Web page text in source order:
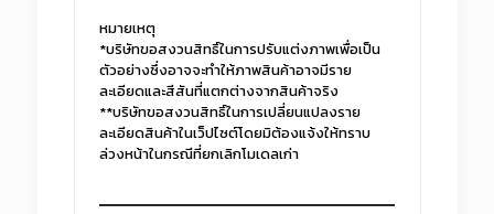
หมายเหตุ
*บริษัทขอสงวนสิทธิ์ในการปรับแต่งภาพเพื่อเป็น
ตัวอย่างซึ่งอาจจะทำให้ภาพสินค้าอาจมีราย
ละเอียดและสีสันที่แตกต่างจากสินค้าจริง
**บริษัทขอสงวนสิทธิ์ในการเปลี่ยนแปลงราย
ละเอียดสินค้าในเว็ปไซต์โดยมิต้องแจ้งให้ทราบ
ล่วงหน้าในกรณีที่ยกเลิกโมเดลเก่า